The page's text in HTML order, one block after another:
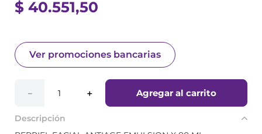
$ 40.551,50
Ver promociones bancarias
＋
－ Agregar al carrito
Descripción